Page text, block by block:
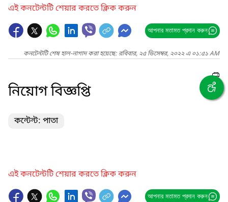
এই কনটেন্টটি শেয়ার করতে ক্লিক করুন
আপনার মতামত প্রদান করুন
কনটেন্টটি শেষ হাল-নাগাদ করা হয়েছে: রবিবার, ২৫ ডিসেম্বর, ২০২২ এ ০১:৫১ AM
নিয়োগ বিজ্ঞপ্তি
কন্টেন্ট: পাতা
এই কনটেন্টটি শেয়ার করতে ক্লিক করুন
আপনার মতামত প্রদান করুন